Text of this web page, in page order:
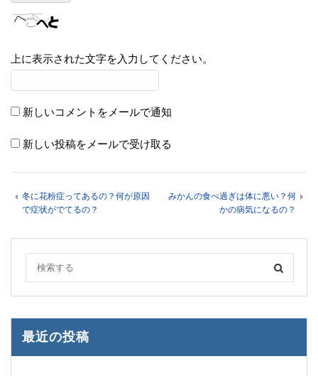
上に表示された文字を入力してください。
新しいコメントをメールで通知
新しい投稿をメールで受け取る
冬に花粉症ってあるの？何が原因
で症状がでてるの？
みかんの食べ過ぎは体に悪い？何
かの病気になるの？
最近の投稿